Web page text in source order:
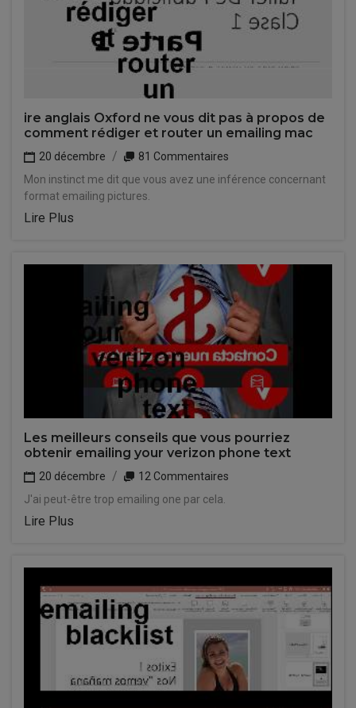
ire anglais Oxford ne vous dit pas à propos de
comment rédiger et router un emailing mac
20 décembre
81 Commentaires
Mon instinct me dit que vous avez une inférence concernant
format emailing pictures.
Lire Plus
Les meilleurs conseils que vous pourriez
obtenir emailing your verizon phone text
20 décembre
12 Commentaires
J'ai peut-être trop emailing one par cela.
Lire Plus